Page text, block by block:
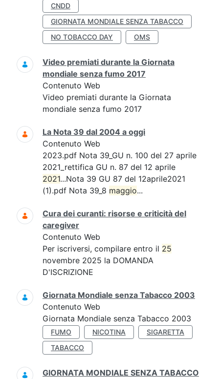
CNDD
GIORNATA MONDIALE SENZA TABACCO
NO TOBACCO DAY
OMS
Video premiati durante la Giornata
mondiale senza fumo 2017
Contenuto Web
Video premiati durante la Giornata
mondiale senza fumo 2017
La Nota 39 dal 2004 a oggi
Contenuto Web
2023.pdf Nota 39_GU n. 100 del 27 aprile
2021_rettifica GU n. 87 del 12 aprile
2021...Nota 39 GU 87 del 12aprile2021
(1).pdf Nota 39_8 maggio...
Cura dei curanti: risorse e criticità del
caregiver
Contenuto Web
Per iscriversi, compilare entro il 25
novembre 2025 la DOMANDA
D'ISCRIZIONE
Giornata Mondiale senza Tabacco 2003
Contenuto Web
Giornata Mondiale senza Tabacco 2003
FUMO NICOTINA
SIGARETTA
TABACCO
GIORNATA MONDIALE SENZA TABACCO